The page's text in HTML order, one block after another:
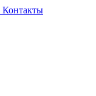
Контакты